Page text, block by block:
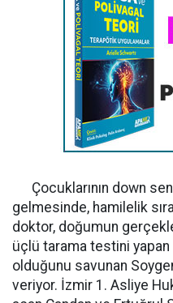
Çocuklarının down
gelmesinde, hamilelik
doktor, doğumun
üçlü tarama testini
olduğunu savunan
veriyor. İzmir 1. Asliye